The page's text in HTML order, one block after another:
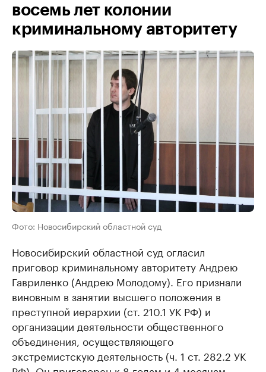
восемь лет колонии
криминальному авторитету
Фото: Новосибирский областной суд
Новосибирский областной суд огласил
приговор криминальному авторитету Андрею
Гавриленко (Андрею Молодому). Его признали
виновным в занятии высшего положения в
преступной иерархии (ст. 210.1 УК РФ) и
организации деятельности общественного
объединения, осуществляющего
экстремистскую деятельность (ч. 1 ст. 282.2 УК